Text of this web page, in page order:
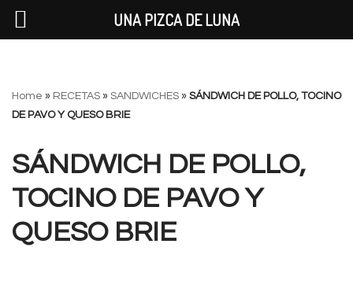
al
contenido
Home » RECETAS » SANDWICHES » SÁNDWICH DE POLLO, TOCINO
DE PAVO Y QUESO BRIE
SÁNDWICH DE POLLO,
TOCINO DE PAVO Y
QUESO BRIE
UNA PIZCA DE LUNA